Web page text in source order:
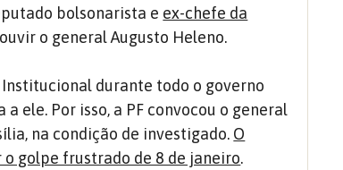
bolsonarista e ex-chefe da
o general Augusto Heleno.
durante todo o governo
ele. Por isso, a PF convocou o general
na condição de investigado. O
golpe frustrado de 8 de janeiro.